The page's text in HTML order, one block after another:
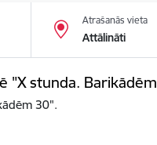
Atrašanās vieta
Attālināti
"X stunda.
30".